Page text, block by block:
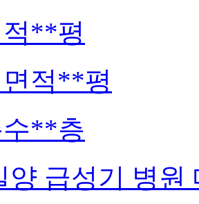
**평
적**평
**층
양 급성기 병원